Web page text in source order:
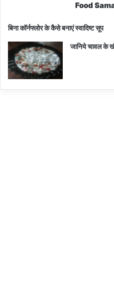
Food
बिना कॉर्नफ्लोर के कैसे बनाएं स्वादिष्ट सूप
जानिये चावल के